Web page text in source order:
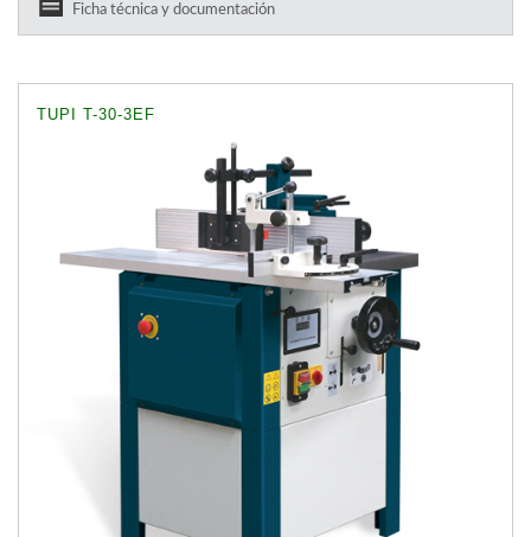
Ficha técnica y documentación
TUPI T-30-3EF